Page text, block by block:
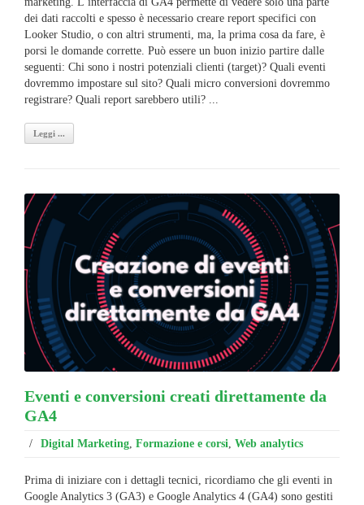
dei dati raccolti e spesso è necessario creare report specifici con
Looker Studio, o con altri strumenti, ma, la prima cosa da fare, è
porsi le domande corrette. Può essere un buon inizio partire dalle
seguenti: Chi sono i nostri potenziali clienti (target)? Quali eventi
dovremmo impostare sul sito? Quali micro conversioni dovremmo
registrare? Quali report sarebbero utili? ...
Leggi ...
Eventi e conversioni creati direttamente da
GA4
/ Digital Marketing Formazione e corsi Web analytics
Prima di iniziare con i dettagli tecnici, ricordiamo che gli eventi in
Google Analytics 3 (GA3) e Google Analytics 4 (GA4) sono gestiti